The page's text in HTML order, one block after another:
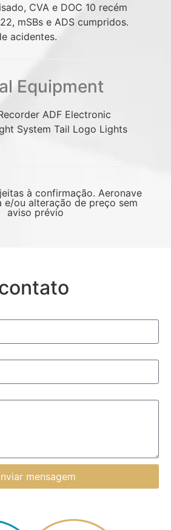
CVA e DOC 10 recém
mSBs e ADS cumpridos.
acidentes.
Equipment
ADF Electronic
System Tail Logo Lights
à confirmação. Aeronave
e/ou alteração de preço sem
aviso prévio
mensagem